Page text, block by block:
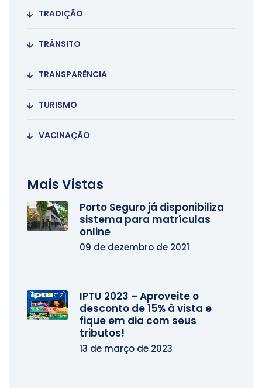
TRADIÇÃO
TRÂNSITO
TRANSPARÊNCIA
TURISMO
VACINAÇÃO
Mais Vistas
Porto Seguro já disponibiliza
sistema para matrículas
online
09 de dezembro de 2021
IPTU 2023 – Aproveite o
desconto de 15% à vista e
fique em dia com seus
tributos!
13 de março de 2023